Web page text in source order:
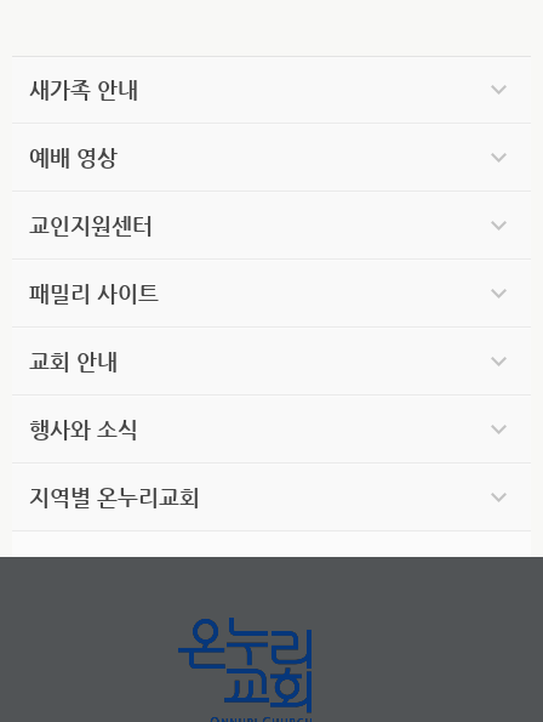
새가족 안내
예배 영상
교인지원센터
패밀리 사이트
교회 안내
행사와 소식
지역별 온누리교회